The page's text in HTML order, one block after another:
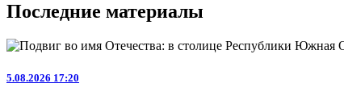
Последние материалы
5.08.2026 17:20